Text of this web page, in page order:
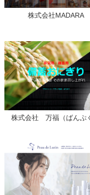
株式会社MADARA
株式会社 万福（ばんぷ